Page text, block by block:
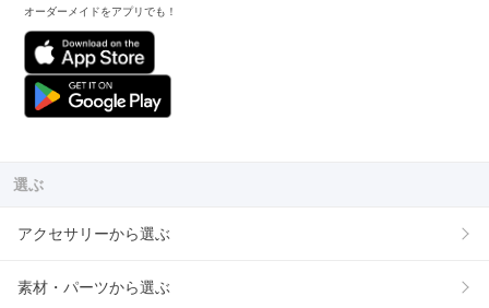
オーダーメイドをアプリでも！
選ぶ
アクセサリーから選ぶ
素材・パーツから選ぶ